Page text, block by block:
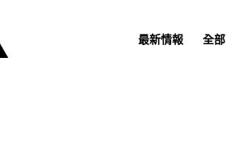
最新情報 全